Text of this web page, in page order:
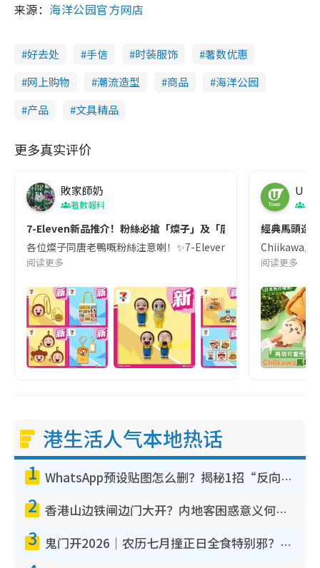
来源： 海洋公园官方网店
好去处 手信 时装服饰
著数优惠
网上购物
潮流造型 商品
海洋公园
产品
文具精品
更多真实评价
敗家師奶
著數報料
7-Eleven新品推介！粉絲必搶「燦子」及「唐老鴨」潮玩精品🥰
各位燦子同唐老鴨嘅粉絲注意喇！✨7-Eleven推出全新精品系列
阅读更多
U
經典馬頭造
Chiikawa馬
阅读更多
港生活人气本地热话
1 WhatsApp预设贴图怎么删？揭秘1招“反向操作”还原简洁界面 附3步实测教程
2 香港山边铁闸边门大开？内地客困惑意义何在！网友神回复：这种叫法理性防御
3 鬼门开2026｜农历七月撞正日全食特别邪？专家警告切忌做一事！揭4大禁忌+2招保平安